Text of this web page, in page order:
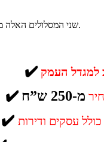
שני המסלולים האלה מגיעים בסופו של דבר לכביש 70, משם עולים על כביש 75 וכביש 7555 למגדל העמק.
✔️ למגדל העמק
✔️
מ-250 ש”ח
✔️ עסקים ודירות